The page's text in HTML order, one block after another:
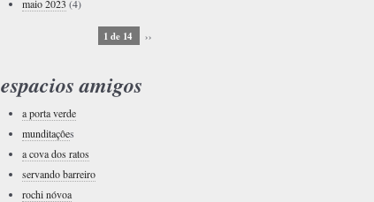
maio 2023 (4)
1 de 14 ››
espacios amigos
a porta verde
munditaçôes
a cova dos ratos
servando barreiro
rochi nóvoa